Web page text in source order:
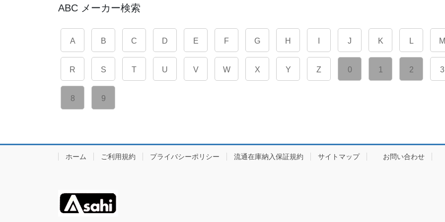
ABC メーカー検索
A B C D E F G H J K L M
R S T U V W X Y Z 0 1 2 3
8 9
ホーム ご利用規約 プライバシーポリシー 流通在庫納入保証規約 サイトマップ お問い合わせ